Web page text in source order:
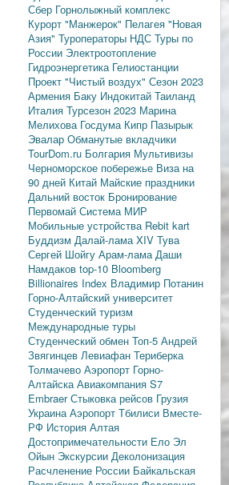
Сбер Горнолыжный комплекс
Курорт "Манжерок" Пелагея "Новая
Азия" Туроператоры НДС Туры по
России Электроотопление
Гидроэнергетика Гелиостанции
Проект "Чистый воздух" Сезон 2023
Армения Баку Индокитай Таиланд
Италия Турсезон 2023 Марина
Мелихова Госдума Кипр Пазырык
Эвалар Обманутые вкладчики
TourDom.ru Болгария Мультивизы
Черноморское побережье Виза на
90 дней Китай Майские праздники
Дальний восток Бронирование
Первомай Система МИР
Мобильные устройства Rebit kart
Буддизм Далай-лама XIV Тува
Сергей Шойгу Арам-ламаДаши
Намдаков top-10 Bloomberg
Billionaires Index Владимир Потанин
Горно-Алтайский университет
Студенческий туризм
Международные туры
Студенческий обмен Топ-5 Андрей
Звягинцев Левиафан Териберка
Толмачево Аэропорт Горно-
АлтайскаАвиакомпания S7
EmbraerСтыковка рейсов Грузия
УкраинаАэропорт Тбилиси Вместе-
РФ История Алтая
Достопримечательности Ело Эл
Ойын Экскурсии Деколонизация
Расчленение России Байкальская